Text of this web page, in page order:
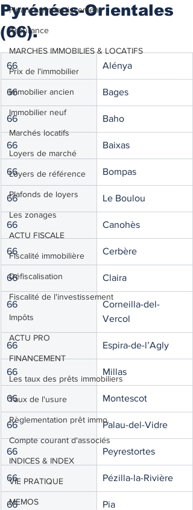
Finances/Investissement
Assurance
MARCHES IMMOBILIES & LOCATIFS
Prix de l'immobilier
Immobilier ancien
Immobilier neuf
Marchés locatifs
Loyers de marché
Loyers de référence
Plafonds de loyers
Les zonages
ACTU FISCALE
Fiscalité immobilière
Défiscalisation
Fiscalité de l'investissement
Impôts
ACTU PRO
FINANCEMENT
Les taux des prêts immobiliers
Taux de l'usure
Règlementation prêt immo.
Compte courant d'associés
INDICES & INDEX
VIE PRATIQUE
MEMOS
Pyrénées-Orientales
(66).
66 Alénya
66 Bages
66 Baho
66 Baixas
66 Bompas
66 Le Boulou
66 Canohès
66 Cerbère
66 Claira
66
Corneilla-del-
Vercol
66 Espira-de-l’Agly
66 Millas
66 Montescot
66 Palau-del-Vidre
66 Peyrestortes
66 Pézilla-la-Rivière
66 Pia